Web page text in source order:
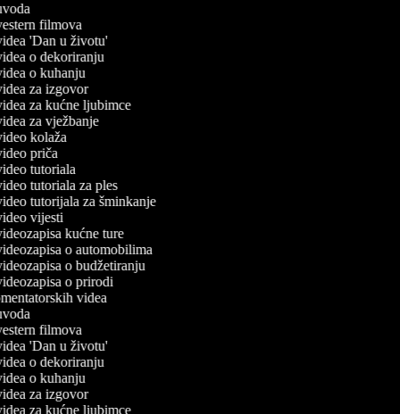
filmova
'Dan u životu'
o dekoriranju
o kuhanju
za izgovor
za kućne ljubimce
za vježbanje
kolaža
priča
tutoriala
tutoriala za ples
tutorijala za šminkanje
vijesti
kućne ture
o automobilima
o budžetiranju
o prirodi
videa
filmova
'Dan u životu'
o dekoriranju
o kuhanju
za izgovor
za kućne ljubimce